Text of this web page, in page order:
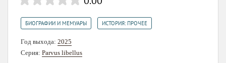
БИОГРАФИИ И МЕМУАРЫ ИСТОРИЯ: ПРОЧЕЕ
Год выхода: 2025
Серия: Parvus libellus